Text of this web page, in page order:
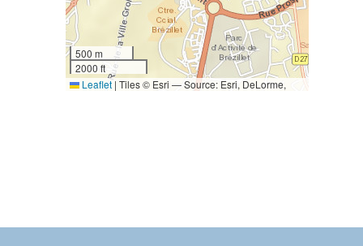
500 m
2000 ft
Leaflet | Tiles © Esri — Source: Esri, DeLorme,